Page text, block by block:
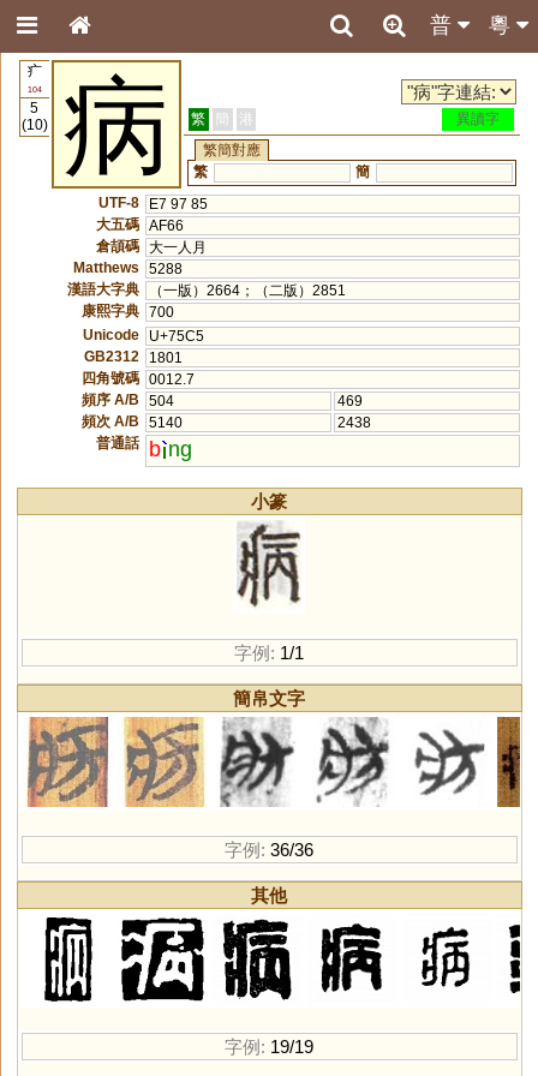
粵
普
疒
104
5
(10)
病 繁 簡 港
異讀字
繁簡對應
繁
簡
UTF-8
E7 97 85
大五碼 AF66
倉頡碼 大一人月
Matthews
5288
漢語大字典
（一版）2664；（二版）2851
康熙字典 700
Unicode
U+75C5
GB2312
1801
四角號碼 0012.7
頻序 A/B
504
469
頻次 A/B
5140
2438
普通話
b ng
小篆
字例: 1/1
簡帛文字
字例: 36/36
其他
字例: 19/19